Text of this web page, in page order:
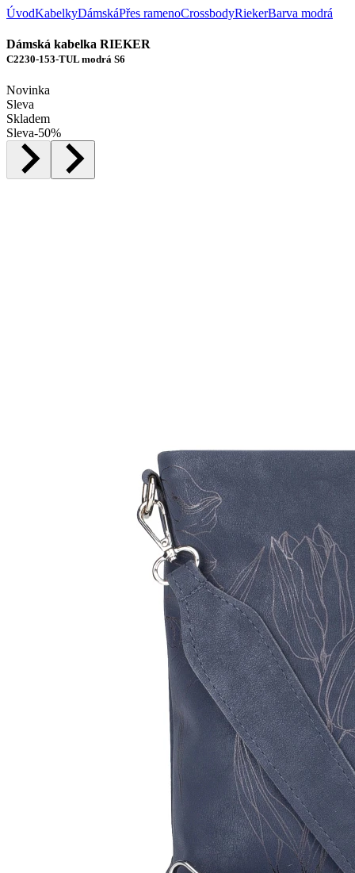
ÚvodKabelkyDámskáPřes ramenoCrossbodyRiekerBarva modrá
Dámská kabelka RIEKER
C2230-153-TUL modrá S6
Novinka
Sleva
Skladem
Sleva-50%